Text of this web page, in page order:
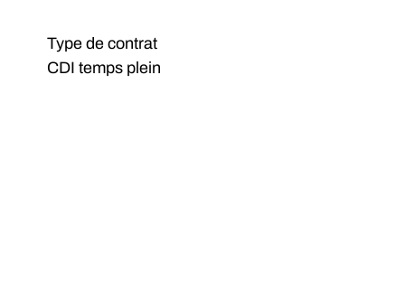
Type de contrat
CDI temps plein